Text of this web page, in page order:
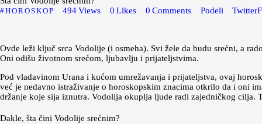
HOROSKOP 494 Views 0 Likes 0 Comments Podeli Twitter
Ovde leži ključ srca Vodolije (i osmeha). Svi žele da budu srećni, a
Oni odišu životnom srećom, ljubavlju i prijateljstvima.
Pod vladavinom Urana i kućom umrežavanja i prijateljstva, ovaj
već je nedavno istraživanje o horoskopskim znacima otkrilo da i oni
držanje koje sija iznutra. Vodolija okuplja ljude radi zajedničkog cilja.
Dakle, šta čini Vodolije srećnim?